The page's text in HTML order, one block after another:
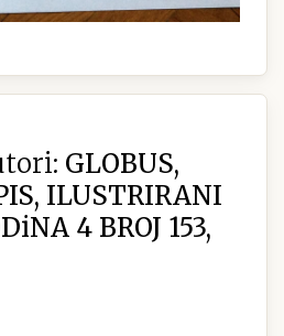
GLOBUS,
ILUSTRIRANI
4 BROJ 153,